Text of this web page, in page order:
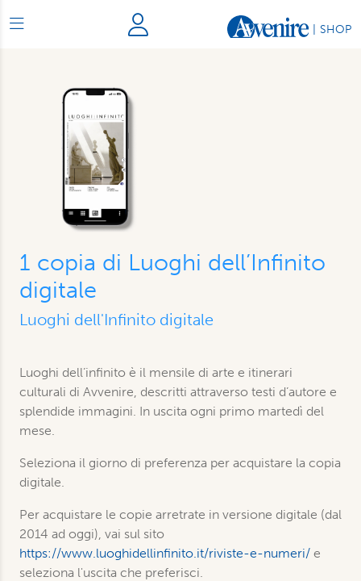
SHOP
1 copia di Luoghi dell’Infinito
digitale
Luoghi dell'Infinito digitale
Luoghi dell’infinito è il mensile di arte e itinerari
culturali di Avvenire, descritti attraverso testi d’autore e
splendide immagini. In uscita ogni primo martedì del
mese.
Seleziona il giorno di preferenza per acquistare la copia
digitale.
Per acquistare le copie arretrate in versione digitale (dal
2014 ad oggi), vai sul sito
https://www.luoghidellinfinito.it/riviste-e-numeri/ e
seleziona l'uscita che preferisci.